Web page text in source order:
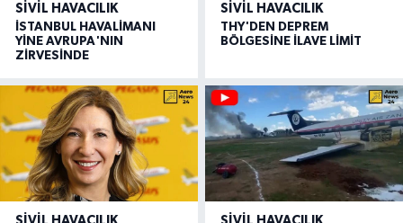
SIVIL HAVACILIK
İSTANBUL HAVALİMANI
YİNE AVRUPA'NIN
ZİRVESİNDE
SIVIL HAVACILIK
THY'DEN DEPREM
BÖLGESİNE İLAVE LİMİT